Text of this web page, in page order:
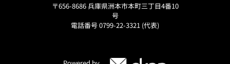
〒656-8686 兵庫県洲本市本町三丁目4番10
号
電話番号 0799-22-3321 (代表)